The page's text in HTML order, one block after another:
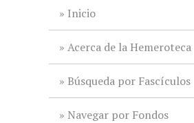
Inicio
Acerca de la Hemeroteca
Búsqueda por Fascículos
Navegar por Fondos